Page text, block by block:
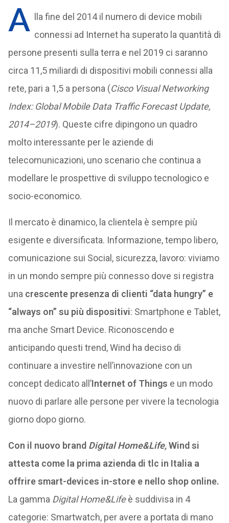
A
lla fine del 2014 il numero di device mobili
connessi ad Internet ha superato la quantità di
persone presenti sulla terra e nel 2019 ci saranno
circa 11,5 miliardi di dispositivi mobili connessi alla
rete, pari a 1,5 a persona (Cisco Visual Networking
Index: Global Mobile Data Traffic Forecast Update,
2014–2019). Queste cifre dipingono un quadro
molto interessante per le aziende di
telecomunicazioni, uno scenario che continua a
modellare le prospettive di sviluppo tecnologico e
socio-economico.
Il mercato è dinamico, la clientela è sempre più
esigente e diversificata. Informazione, tempo libero,
comunicazione sui Social, sicurezza, lavoro: viviamo
in un mondo sempre più connesso dove si registra
una crescente presenza di clienti “data hungry” e
“always on” su più dispositivi: Smartphone e Tablet,
ma anche Smart Device. Riconoscendo e
anticipando questi trend, Wind ha deciso di
continuare a investire nell’innovazione con un
concept dedicato all’Internet of Things e un modo
nuovo di parlare alle persone per vivere la tecnologia
giorno dopo giorno.
Con il nuovo brand Digital Home&Life,Wind si
attesta come la prima azienda di tlc in Italia a
offrire smart-devices in-store e nello shop online.
La gamma Digital Home&Lifeè suddivisa in 4
categorie: Smartwatch, per avere a portata di mano